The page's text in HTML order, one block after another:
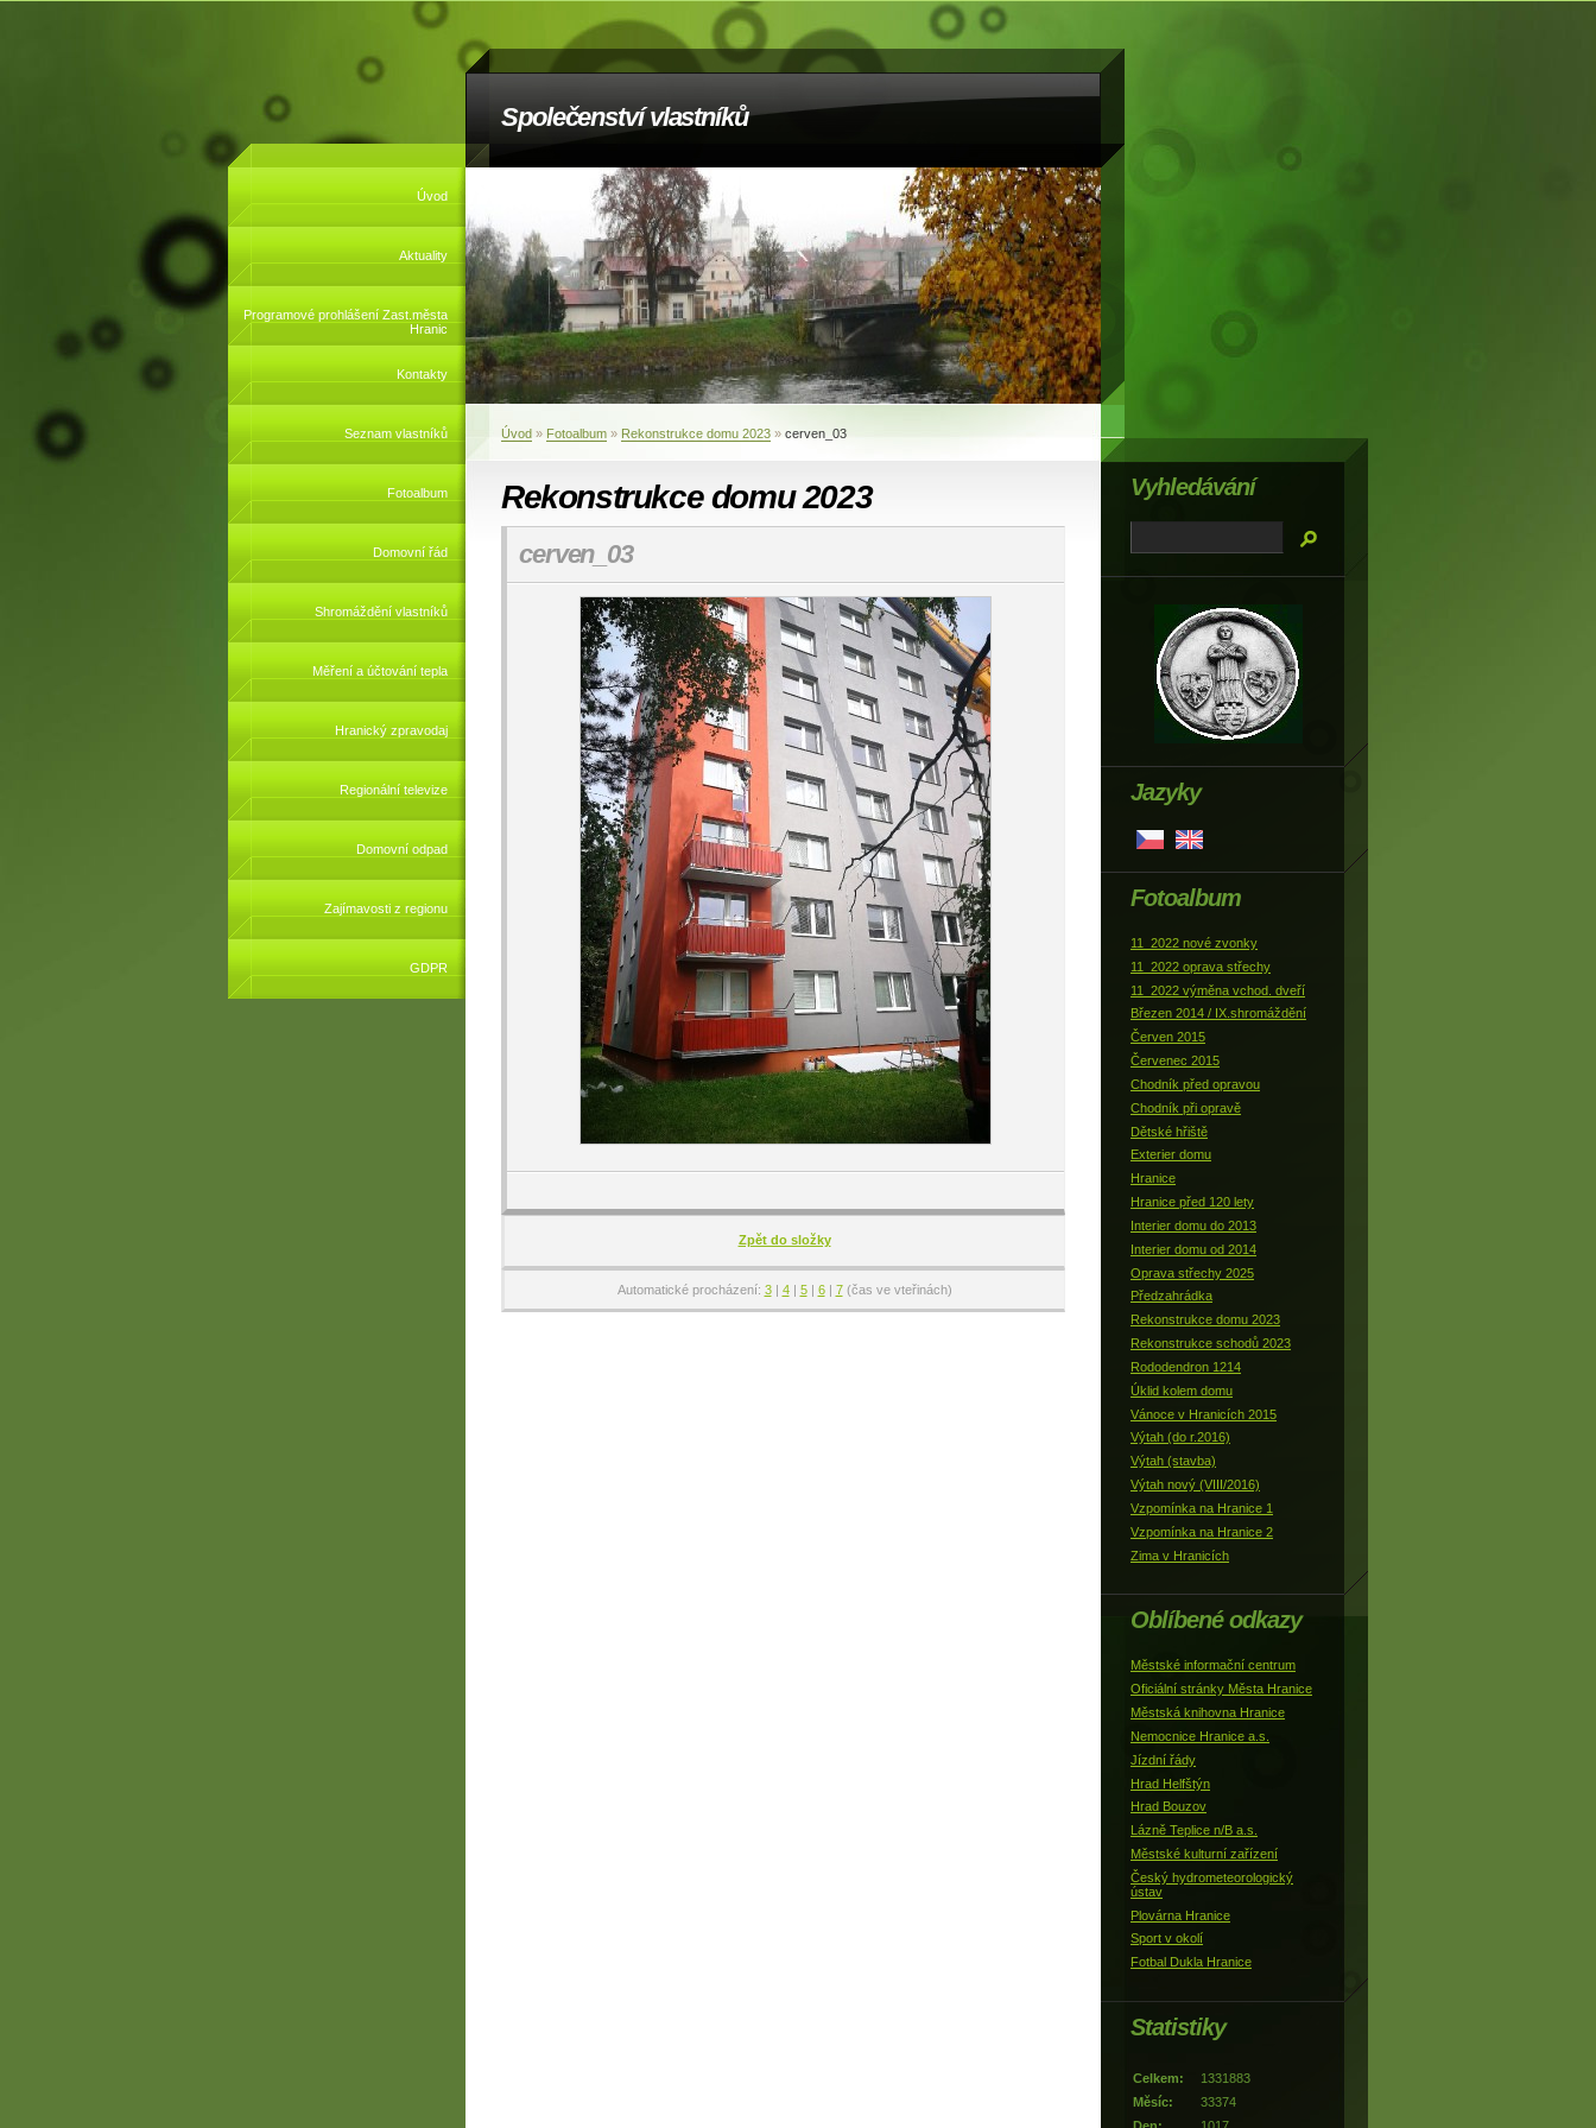
Společenství vlastníků
Úvod
Aktuality
Programové prohlášení Zast.města
Hranic
Kontakty
Seznam vlastníků
Fotoalbum
Domovní řád
Shromáždění vlastníků
Měření a účtování tepla
Hranický zpravodaj
Regionální televize
Domovní odpad
Zajímavosti z regionu
GDPR
Úvod » Fotoalbum » Rekonstrukce domu 2023 » cerven_03
Rekonstrukce domu 2023
cerven_03
Zpět do složky
Automatické procházení: 3| 4| 5| 6| 7(čas ve vteřinách)
Jazyky
Fotoalbum
11_2022 nové zvonky
11_2022 oprava střechy
11_2022 výměna vchod. dveří
Březen 2014 / IX.shromáždění
Červen 2015
Červenec 2015
Chodník před opravou
Chodník při opravě
Dětské hřiště
Exterier domu
Hranice
Hranice před 120 lety
Interier domu do 2013
Interier domu od 2014
Oprava střechy 2025
Předzahrádka
Rekonstrukce domu 2023
Rekonstrukce schodů 2023
Rododendron 1214
Úklid kolem domu
Vánoce v Hranicích 2015
Výtah (do r.2016)
Výtah (stavba)
Výtah nový (VIII/2016)
Vzpomínka na Hranice 1
Vzpomínka na Hranice 2
Zima v Hranicích
Oblíbené odkazy
Městské informační centrum
Oficiální stránky Města Hranice
Městská knihovna Hranice
Nemocnice Hranice a.s.
Jízdní řády
Hrad Helfštýn
Hrad Bouzov
Lázně Teplice n/B a.s.
Městské kulturní zařízení
Český hydrometeorologický
ústav
Plovárna Hranice
Sport v okolí
Fotbal Dukla Hranice
Vyhledávání
Statistiky
Celkem:
1331883
Měsíc:
33374